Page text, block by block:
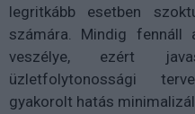
legritkább esetben
számára. Mindig fennáll
veszélye, ezért
üzletfolytonossági
gyakorolt hatás